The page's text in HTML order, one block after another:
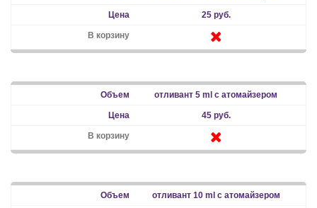
25 руб.
отливант 5 ml с атомайзером
45 руб.
отливант 10 ml с атомайзером